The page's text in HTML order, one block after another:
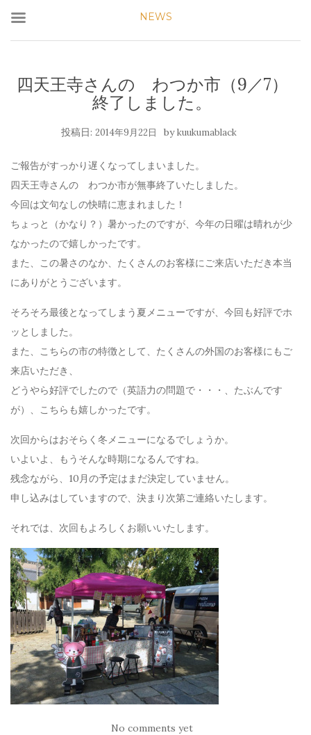
NEWS
四天王寺さんの わつか市（9／7）
終了しました。
投稿日: 2014年9月22日 bykuukumablack
ご報告がすっかり遅くなってしまいました。
四天王寺さんの わつか市が無事終了いたしました。
今回は文句なしの快晴に恵まれました！
ちょっと（かなり？）暑かったのですが、今年の日曜は晴れが少
なかったので嬉しかったです。
また、この暑さのなか、たくさんのお客様にご来店いただき本当
にありがとうございます。
そろそろ最後となってしまう夏メニューですが、今回も好評でホ
ッとしました。
また、こちらの市の特徴として、たくさんの外国のお客様にもご
来店いただき、
どうやら好評でしたので（英語力の問題で・・・、たぶんです
が）、こちらも嬉しかったです。
次回からはおそらく冬メニューになるでしょうか。
いよいよ、もうそんな時期になるんですね。
残念ながら、10月の予定はまだ決定していません。
申し込みはしていますので、決まり次第ご連絡いたします。
それでは、次回もよろしくお願いいたします。
No comments yet